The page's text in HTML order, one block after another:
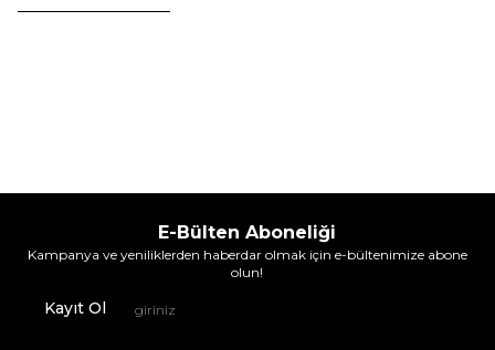
E-Bülten Aboneliği
Kampanya ve yeniliklerden haberdar olmak için e-bültenimize abone
olun!
Kayıt Ol